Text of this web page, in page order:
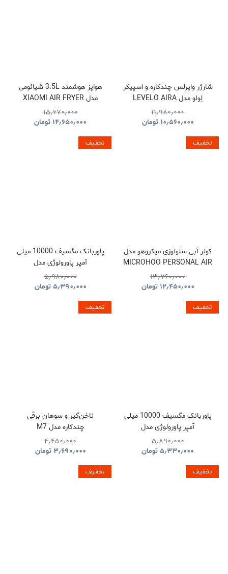
شارژر وایرلس چندکاره و اسپیکر
لِولو مدل LEVELO AIRA
WIRELESS CHARGER WITH
SPEAKER
۱۱٫۹۸۰٫۰۰۰
۱۰٫۵۶۰٫۰۰۰ تومان
هواپز هوشمند 3.5L شیائومی
مدل XIAOMI AIR FRYER
MAF02
۱۵٫۶۷۰٫۰۰۰
۱۴٫۶۵۰٫۰۰۰ تومان
تخفیف
کولر آبی سلولوزی میکروهو مدل
MICROHOO PERSONAL AIR
COOLER MH01R
۱۳٫۷۶۰٫۰۰۰
۱۲٫۴۵۰٫۰۰۰ تومان
تخفیف
پاوربانک مگسیف 10000 میلی
آمپر پاورولوژی مدل
POWEROLOGY SPETEMOR
GLASS SURFACE
۵٫۹۸۰٫۰۰۰
۵٫۳۹۰٫۰۰۰تومان
تخفیف
پاوربانک مگسیف 10000 میلی
آمپر پاورولوژی مدل
POWEROLOGY MAGSAFE
ALUMINUM PPBCHA34TI
۵٫۸۹۰٫۰۰۰
۵٫۳۳۰٫۰۰۰تومان
تخفیف
ناخن‌گیر و سوهان برقی
چندکاره مدل M7
۴٫۴۵۰٫۰۰۰
۳٫۶۹۰٫۰۰۰ تومان
تخفیف تخفیف